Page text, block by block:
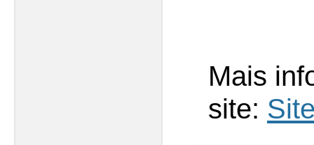
Mais
site: